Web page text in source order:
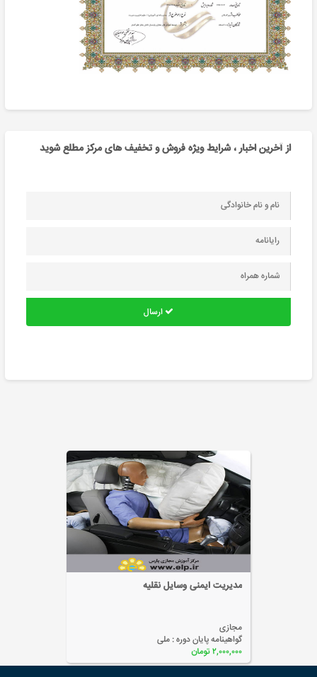
از آخرین اخبار ، شرایط ویژه فروش و تخفیف های مرکز مطلع شوید
ارسال
مدل تعالی سازمان
مجازی
گواهینامه پایان دوره : ملی
۲,۰۰۰,۰۰۰ تومان